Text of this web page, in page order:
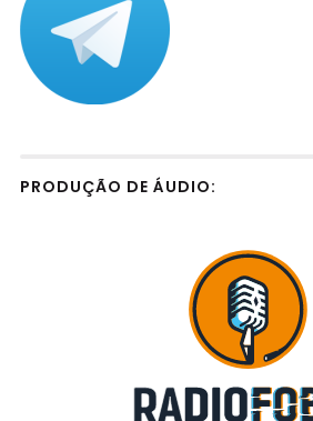
PRODUÇÃO DE ÁUDIO: